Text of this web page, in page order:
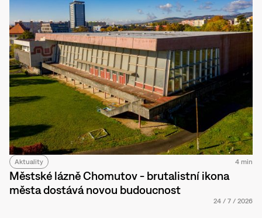
Aktuality 4 min
Městské lázně Chomutov - brutalistní ikona
města dostává novou budoucnost
24 / 7 / 2026